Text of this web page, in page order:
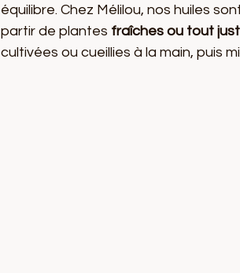
équilibre. Chez Mélilou, nos huiles
partir de plantes fraîches ou tout
cultivées ou cueillies à la main, puis